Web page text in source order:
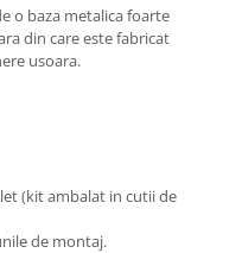
o baza metalica foarte
din care este fabricat
usoara.
(kit ambalat in cutii de
de montaj.